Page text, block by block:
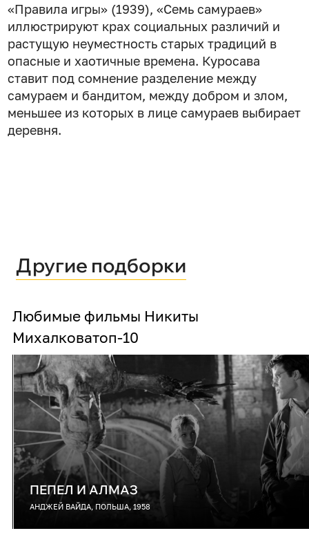
«Правила игры» (1939), «Семь самураев»
иллюстрируют крах социальных различий и
растущую неуместность старых традиций в
опасные и хаотичные времена. Куросава
ставит под сомнение разделение между
самураем и бандитом, между добром и злом,
меньшее из которых в лице самураев выбирает
деревня.
Другие подборки
Любимые фильмы Никиты
Михалковатоп-10
ПЕПЕЛ И АЛМАЗ
АНДЖЕЙ ВАЙДА, ПОЛЬША, 1958